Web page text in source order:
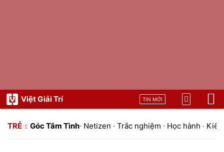
Việt Giải Trí TIN MỚI
TRẺ Góc Tâm Tình· Netizen · Trắc nghiệm · Học hành ·